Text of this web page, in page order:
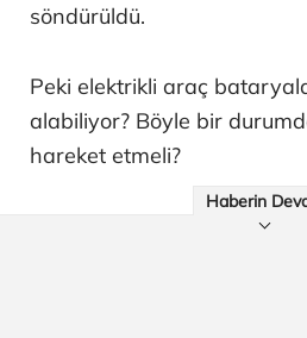
söndürüldü.
Peki elektrikli araç
alabiliyor? Böyle bir
hareket etmeli?
Haberin